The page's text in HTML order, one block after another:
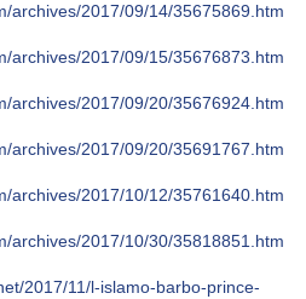
archives/2017/09/14/35675869.htm
archives/2017/09/15/35676873.htm
archives/2017/09/20/35676924.htm
archives/2017/09/20/35691767.htm
archives/2017/10/12/35761640.htm
archives/2017/10/30/35818851.htm
2017/11/l-islamo-barbo-prince-